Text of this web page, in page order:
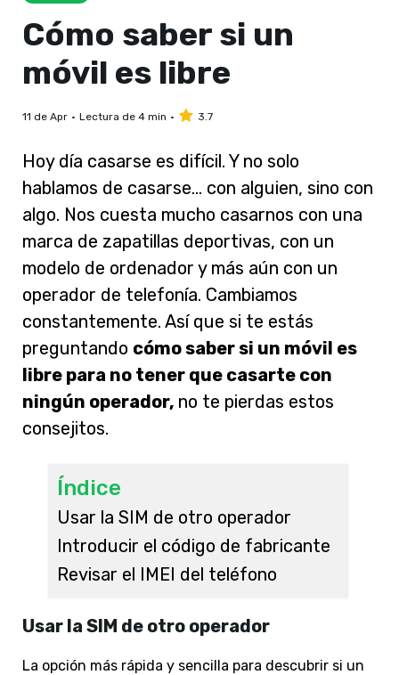
Cómo saber si un
móvil es libre
11 de Apr Lectura de 4 min 3.7
Hoy día casarse es difícil. Y no solo
hablamos de casarse… con alguien, sino con
algo. Nos cuesta mucho casarnos con una
marca de zapatillas deportivas, con un
modelo de ordenador y más aún con un
operador de telefonía. Cambiamos
constantemente. Así que si te estás
preguntando cómo saber si un móvil es
libre para no tener que casarte con
ningún operador, no te pierdas estos
consejitos.
Índice
Usar la SIM de otro operador
Introducir el código de fabricante
Revisar el IMEI del teléfono
Usar la SIM de otro operador
La opción más rápida y sencilla para descubrir si un